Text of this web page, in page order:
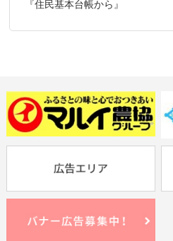
『住民基本台帳から』